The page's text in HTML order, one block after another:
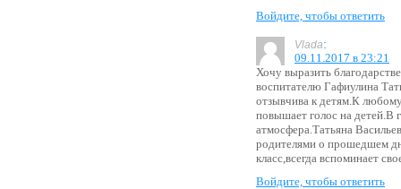
Войдите, чтобы ответить
Vlada:
09.11.2017 в 23:21
Хочу выразить
воспитателю Гафиулина
отзывчива к детям.К
повышает голос на детей.В
атмосфера.Татьяна
родителями о прошедшем
класс,всегда вспоминает
Войдите, чтобы ответить